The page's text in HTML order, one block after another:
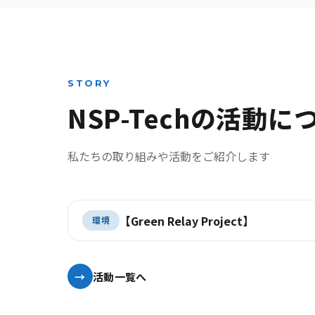
STORY
NSP-Techの活動に
私たちの取り組みや活動をご紹介します
環境 【Green Relay Project】
活動一覧へ